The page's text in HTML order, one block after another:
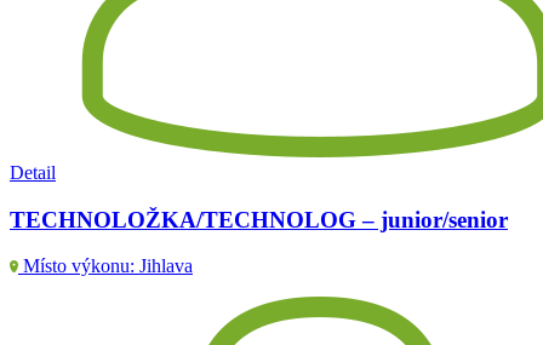
Detail
TECHNOLOŽKA/TECHNOLOG – junior/senior
Místo výkonu: Jihlava